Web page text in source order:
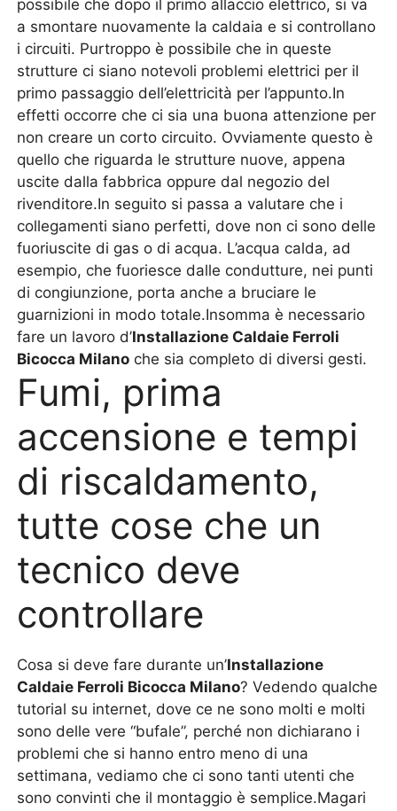
possibile che dopo il primo allaccio elettrico, si va
a smontare nuovamente la caldaia e si controllano
i circuiti. Purtroppo è possibile che in queste
strutture ci siano notevoli problemi elettrici per il
primo passaggio dell’elettricità per l’appunto.In
effetti occorre che ci sia una buona attenzione per
non creare un corto circuito. Ovviamente questo è
quello che riguarda le strutture nuove, appena
uscite dalla fabbrica oppure dal negozio del
rivenditore.In seguito si passa a valutare che i
collegamenti siano perfetti, dove non ci sono delle
fuoriuscite di gas o di acqua. L’acqua calda, ad
esempio, che fuoriesce dalle condutture, nei punti
di congiunzione, porta anche a bruciare le
guarnizioni in modo totale.Insomma è necessario
fare un lavoro d’Installazione Caldaie Ferroli
Bicocca Milano che sia completo di diversi gesti.
Fumi, prima
accensione e tempi
di riscaldamento,
tutte cose che un
tecnico deve
controllare
Cosa si deve fare durante un’Installazione
Caldaie Ferroli Bicocca Milano? Vedendo qualche
tutorial su internet, dove ce ne sono molti e molti
sono delle vere “bufale”, perché non dichiarano i
problemi che si hanno entro meno di una
settimana, vediamo che ci sono tanti utenti che
sono convinti che il montaggio è semplice.Magari